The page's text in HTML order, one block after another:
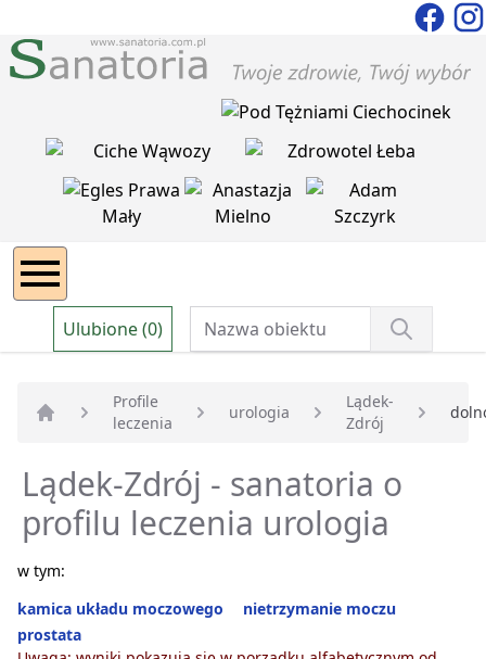
Ulubione (0)
Strona główna
Profile
leczenia
urologia
Lądek-
Zdrój
Lądek-Zdrój - sanatoria o
profilu leczenia urologia
w tym:
kamica układu moczowego
nietrzymanie moczu
prostata